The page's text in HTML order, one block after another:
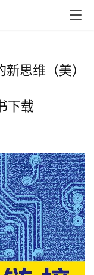
思维（美）
下载